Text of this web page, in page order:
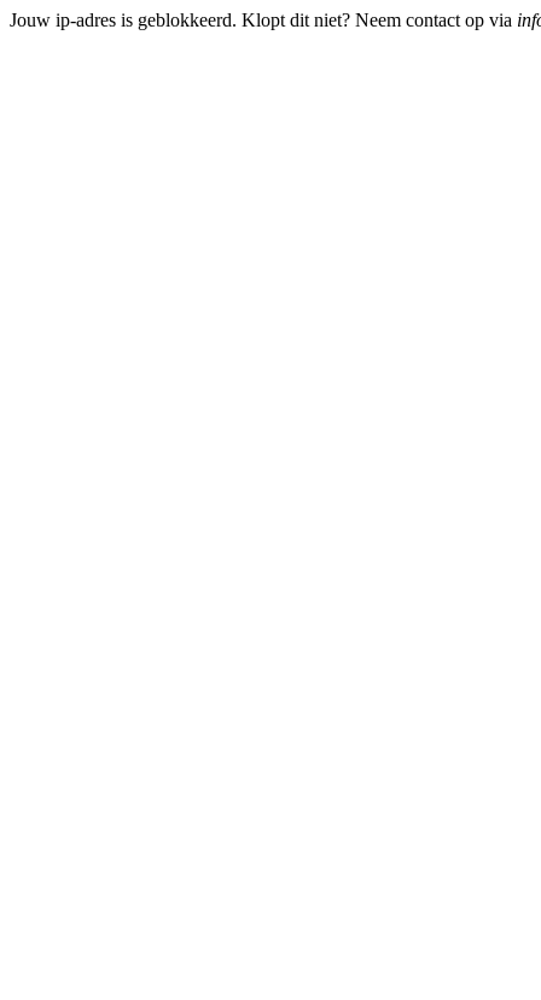
Jouw ip-adres is geblokkeerd. Klopt dit niet? Neem contact op via